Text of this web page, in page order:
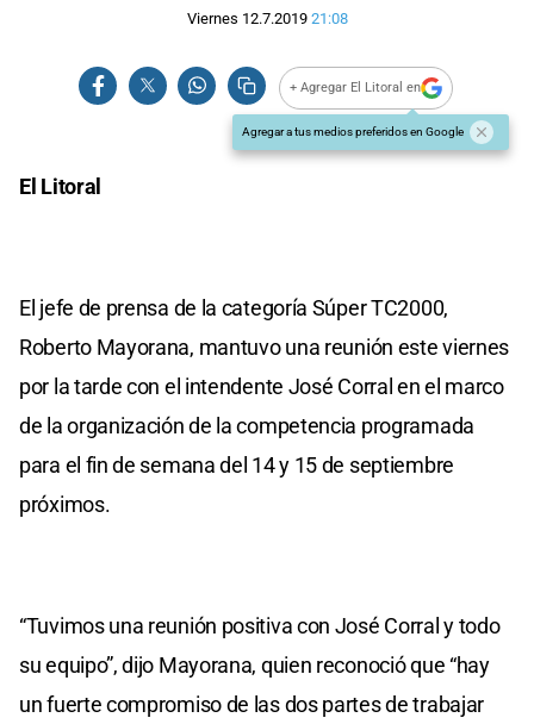
Viernes 12.7.2019 21:08
+ Agregar El Litoral en
Agregar a tus medios preferidos en Google
El Litoral
El jefe de prensa de la categoría Súper TC2000,
Roberto Mayorana, mantuvo una reunión este viernes
por la tarde con el intendente José Corral en el marco
de la organización de la competencia programada
para el fin de semana del 14 y 15 de septiembre
próximos.
“Tuvimos una reunión positiva con José Corral y todo
su equipo”, dijo Mayorana, quien reconoció que “hay
un fuerte compromiso de las dos partes de trabajar